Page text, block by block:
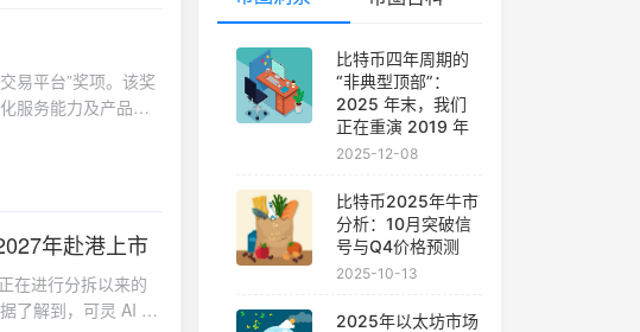
易平台”奖项。该奖
服务能力及产品创
全球金融基础设
的发展，传统金融
全球市场机会。
年赴港上市
在进行分拆以来的
了解到，可灵 AI 目
比特币四年周期的
“非典型顶部”：
2025 年末，我们
正在重演 2019 年
2025-12-08
比特币2025年牛市
分析：10月突破信
号与Q4价格预测
2025-10-13
2025年以太坊市场